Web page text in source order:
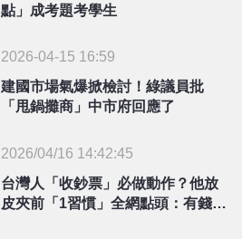
點」成考題考學生
2026-04-15 16:59
建國市場氣爆掀檢討！綠議員批
「甩鍋攤商」中市府回應了
2026/04/16 14:42:45
台灣人「收鈔票」必做動作？他放
皮夾前「1習慣」全網點頭：有錢人